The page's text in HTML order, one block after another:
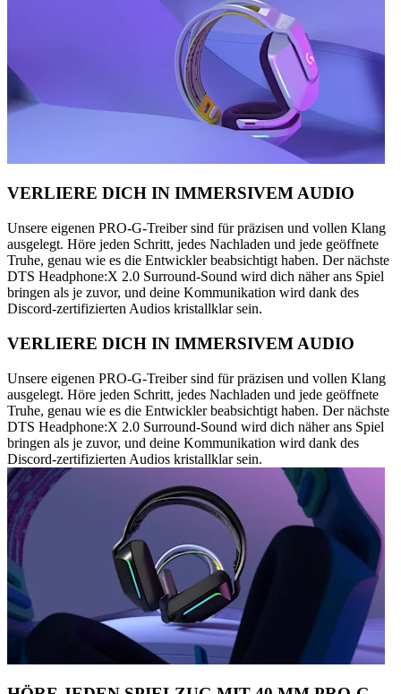
VERLIERE DICH IN IMMERSIVEM AUDIO
Unsere eigenen PRO-G-Treiber sind für präzisen und vollen Klang
ausgelegt. Höre jeden Schritt, jedes Nachladen und jede geöffnete
Truhe, genau wie es die Entwickler beabsichtigt haben. Der nächste
DTS Headphone:X 2.0 Surround-Sound wird dich näher ans Spiel
bringen als je zuvor, und deine Kommunikation wird dank des
Discord-zertifizierten Audios kristallklar sein.
VERLIERE DICH IN IMMERSIVEM AUDIO
Unsere eigenen PRO-G-Treiber sind für präzisen und vollen Klang
ausgelegt. Höre jeden Schritt, jedes Nachladen und jede geöffnete
Truhe, genau wie es die Entwickler beabsichtigt haben. Der nächste
DTS Headphone:X 2.0 Surround-Sound wird dich näher ans Spiel
bringen als je zuvor, und deine Kommunikation wird dank des
Discord-zertifizierten Audios kristallklar sein.